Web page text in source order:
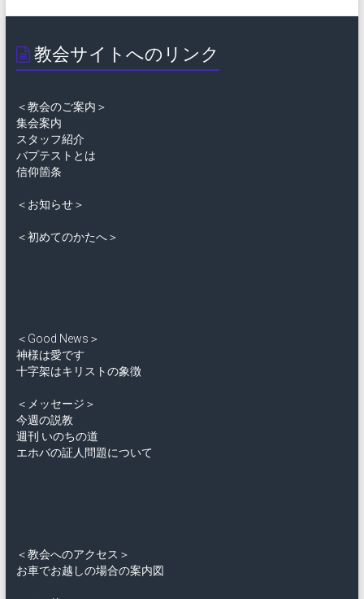
教会サイトへのリンク
＜教会のご案内＞
集会案内
スタッフ紹介
バプテストとは
信仰箇条
＜お知らせ＞
＜初めてのかたへ＞
＜Good News＞
神様は愛です
十字架はキリストの象徴
＜メッセージ＞
今週の説教
週刊 いのちの道
エホバの証人問題について
＜教会へのアクセス＞
お車でお越しの場合の案内図